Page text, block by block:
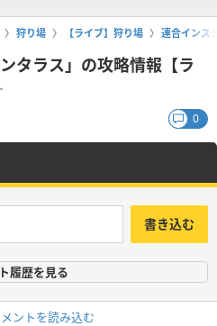
狩り場 【ライブ】狩り場 連合インス
タラス」の攻略情報【ラ
0
書き込む
履歴を見る
ントを読み込む